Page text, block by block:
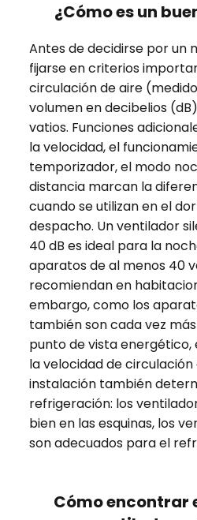
¿Cómo es un
Antes de decidirse por un
fijarse en criterios
circulación de aire
volumen en decibelios
vatios. Funciones
la velocidad, el
temporizador, el modo
distancia marcan la
cuando se utilizan en el
despacho. Un ventilador
40 dB es ideal para la
aparatos de al menos 40
recomiendan en
embargo, como los
también son cada vez
punto de vista energético,
la velocidad de circulación
instalación también
refrigeración: los
bien en las esquinas, los
son adecuados para el
Cómo encontrar